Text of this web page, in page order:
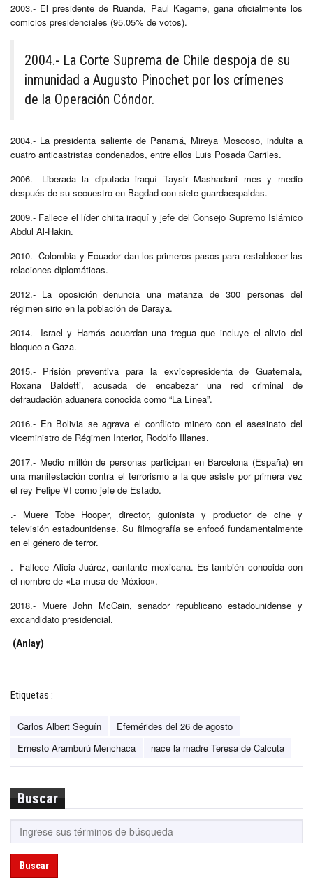
2003.- El presidente de Ruanda, Paul Kagame, gana oficialmente los
comicios presidenciales (95.05% de votos).
2004.- La Corte Suprema de Chile despoja de su
inmunidad a Augusto Pinochet por los crímenes
de la Operación Cóndor.
2004.- La presidenta saliente de Panamá, Mireya Moscoso, indulta a
cuatro anticastristas condenados, entre ellos Luis Posada Carriles.
2006.- Liberada la diputada iraquí Taysir Mashadani mes y medio
después de su secuestro en Bagdad con siete guardaespaldas.
2009.- Fallece el líder chiita iraquí y jefe del Consejo Supremo Islámico
Abdul Al-Hakin.
2010.- Colombia y Ecuador dan los primeros pasos para restablecer las
relaciones diplomáticas.
2012.- La oposición denuncia una matanza de 300 personas del
régimen sirio en la población de Daraya.
2014.- Israel y Hamás acuerdan una tregua que incluye el alivio del
bloqueo a Gaza.
2015.- Prisión preventiva para la exvicepresidenta de Guatemala,
Roxana Baldetti, acusada de encabezar una red criminal de
defraudación aduanera conocida como “La Línea”.
2016.- En Bolivia se agrava el conflicto minero con el asesinato del
viceministro de Régimen Interior, Rodolfo Illanes.
2017.- Medio millón de personas participan en Barcelona (España) en
una manifestación contra el terrorismo a la que asiste por primera vez
el rey Felipe VI como jefe de Estado.
.- Muere Tobe Hooper, director, guionista y productor de cine y
televisión estadounidense. Su filmografía se enfocó fundamentalmente
en el género de terror.
.- Fallece Alicia Juárez, cantante mexicana. Es también conocida con
el nombre de «La musa de México».
2018.- Muere John McCain, senador republicano estadounidense y
excandidato presidencial.
(Anlay)
Etiquetas :
Carlos Albert Seguín
Efemérides del 26 de agosto
Ernesto Aramburú Menchaca
nace la madre Teresa de Calcuta
Buscar
Buscar